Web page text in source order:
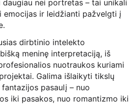
nei portretas – tai unikali
emocijas ir leidžianti pažvelgti į
dirbtinio intelekto
meninę interpretaciją, iš
nuotraukos kuriami
Galima išlaikyti tikslų
pasaulį – nuo
iki pasakos, nuo romantizmo iki